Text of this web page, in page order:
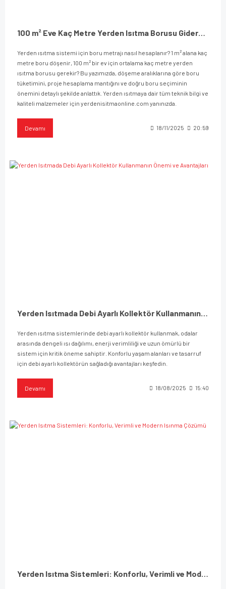
100 m² Eve Kaç Metre Yerden Isıtma Borusu Gider? – Yerden Isıtma Borusu Hesaplama Rehberi
Yerden ısıtma sistemi için boru metrajı nasıl hesaplanır? 1 m² alana kaç
metre boru döşenir, 100 m² bir ev için ortalama kaç metre yerden
ısıtma borusu gerekir? Bu yazımızda, döşeme aralıklarına göre boru
tüketimini, proje hesaplama mantığını ve doğru boru seçiminin
önemini detaylı şekilde anlattık. Yerden ısıtmaya dair tüm teknik bilgi ve
kaliteli malzemeler için yerdenisitmaonline.com yanınızda.
Devamı 18/11/2025 20:59
Yerden Isıtmada Debi Ayarlı Kollektör Kullanmanın Önemi ve Avantajları
Yerden ısıtma sistemlerinde debi ayarlı kollektör kullanmak, odalar
arasında dengeli ısı dağılımı, enerji verimliliği ve uzun ömürlü bir
sistem için kritik öneme sahiptir. Konforlu yaşam alanları ve tasarruf
için debi ayarlı kollektörün sağladığı avantajları keşfedin.
Devamı 18/08/2025 15:40